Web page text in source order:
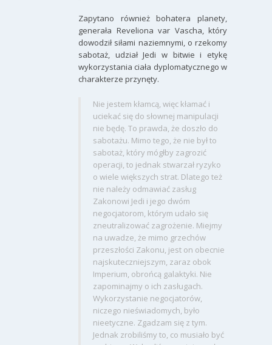
Zapytano również bohatera planety,
generała Reveliona var Vascha, który
dowodził siłami naziemnymi, o rzekomy
sabotaż, udział Jedi w bitwie i etykę
wykorzystania ciała dyplomatycznego w
charakterze przynęty.
Nie jestem kłamcą, więc kłamać i
uciekać się do słownej manipulacji
nie będę. To prawda, że doszło do
sabotażu. Mimo tego, że nie był to
sabotaż, który mógłby zagrozić
operacji, to jednak stwarzał ryzyko
o wiele większych strat. Dlatego też
nie należy odmawiać zasług
Zakonowi Jedi i jego dwóm
negocjatorom, którym udało się
zneutralizować zagrożenie. Miejmy
na uwadze, że mimo grzechów
przeszłości Zakonu, jest on obecnie
najskuteczniejszym, zaraz obok
Imperium, obrońcą galaktyki. Nie
zapominajmy o ich zasługach.
Wykorzystanie negocjatorów,
niczego nieświadomych, było
nieetyczne. Zgadzam się z tym.
Jednak zrobiliśmy to, co musiało być